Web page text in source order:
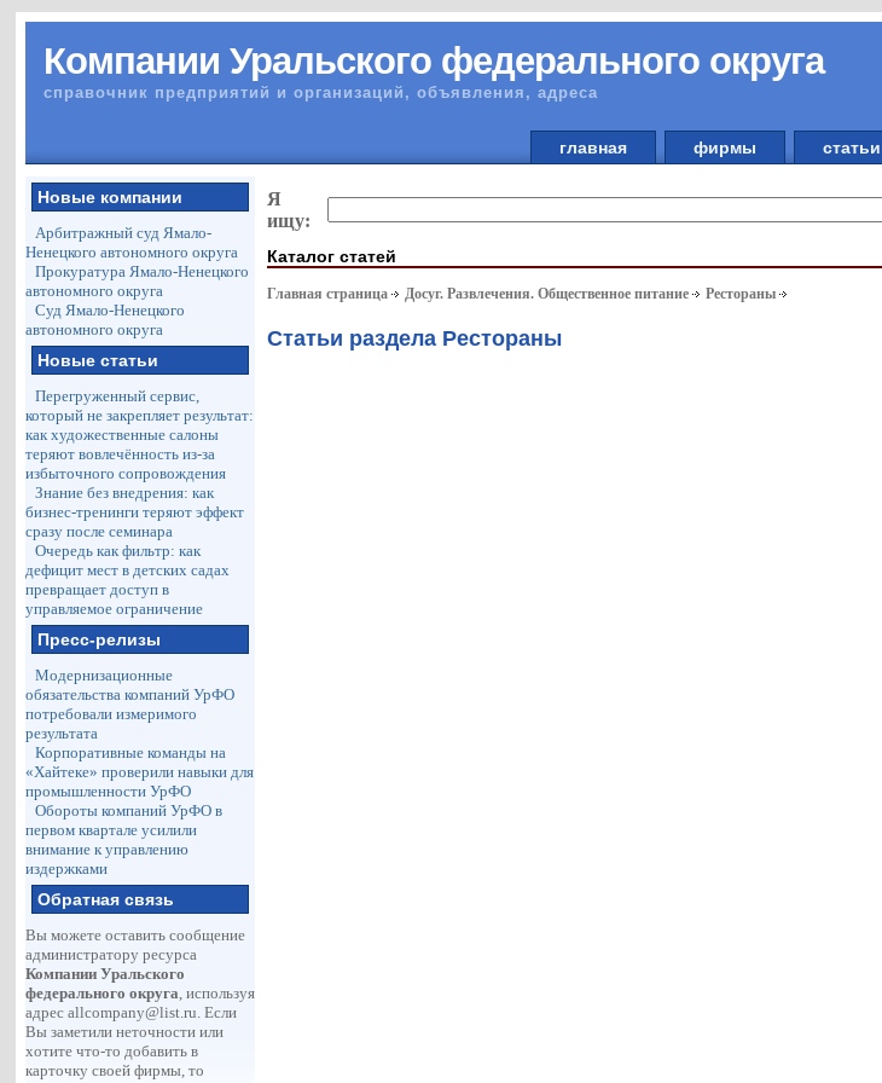
Компании Уральского федерального округа
справочник предприятий и организаций, объявления, адреса
главная фирмы статьи
Новые компании
Арбитражный суд Ямало-
Ненецкого автономного округа
Прокуратура Ямало-Ненецкого
автономного округа
Суд Ямало-Ненецкого
автономного округа
Новые статьи
Перегруженный сервис,
который не закрепляет результат:
как художественные салоны
теряют вовлечённость из-за
избыточного сопровождения
Знание без внедрения: как
бизнес-тренинги теряют эффект
сразу после семинара
Очередь как фильтр: как
дефицит мест в детских садах
превращает доступ в
управляемое ограничение
Пресс-релизы
Модернизационные
обязательства компаний УрФО
потребовали измеримого
результата
Корпоративные команды на
«Хайтеке» проверили навыки для
промышленности УрФО
Обороты компаний УрФО в
первом квартале усилили
внимание к управлению
издержками
Обратная связь
Вы можете оставить сообщение
администратору ресурса
Компании Уральского
федерального округа, используя
адресallcompany@list.ru. Если
Вы заметили неточности или
хотите что-то добавить в
карточку своей фирмы, то
Я
ищу:
Каталог статей
Главная страница Досуг. Развлечения. Общественное питание Рестораны
Статьи раздела Рестораны